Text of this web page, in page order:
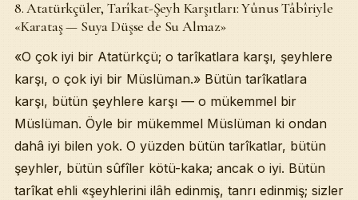
8. Atatürkçüler, Tarîkat-Şeyh Karşıtları: Yûnus Tâbîriyle
«Karataş — Suya Düşse de Su Almaz»
«O çok iyi bir Atatürkçü; o tarîkatlara karşı, şeyhlere
karşı, o çok iyi bir Müslüman.» Bütün tarîkatlara
karşı, bütün şeyhlere karşı — o mükemmel bir
Müslüman. Öyle bir mükemmel Müslüman ki ondan
dahâ iyi bilen yok. O yüzden bütün tarîkatlar, bütün
şeyhler, bütün sûfîler kötü-kaka; ancak o iyi. Bütün
tarîkat ehli «şeyhlerini ilâh edinmiş, tanrı edinmiş; sizler